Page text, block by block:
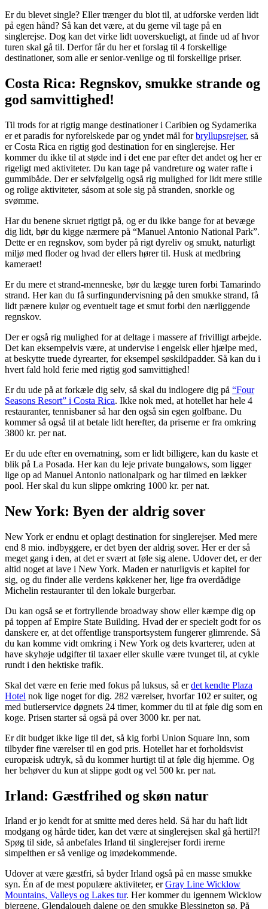
Er du blevet single? Eller trænger du blot til, at udforske verden lidt
på egen hånd? Så kan det være, at du gerne vil tage på en
singlerejse. Dog kan det virke lidt uoverskueligt, at finde ud af hvor
turen skal gå til. Derfor får du her et forslag til 4 forskellige
destinationer, som alle er senior-venlige og til forskellige priser.
Costa Rica: Regnskov, smukke strande og
god samvittighed!
Til trods for at rigtig mange destinationer i Caribien og Sydamerika
er et paradis for nyforelskede par og yndet mål forbryllupsrejser, så
er Costa Rica en rigtig god destination for en singlerejse. Her
kommer du ikke til at støde ind i det ene par efter det andet og her er
rigeligt med aktiviteter. Du kan tage på vandreture og water rafte i
gummibåde. Der er selvfølgelig også rig mulighed for lidt mere stille
og rolige aktiviteter, såsom at sole sig på stranden, snorkle og
svømme.
Har du benene skruet rigtigt på, og er du ikke bange for at bevæge
dig lidt, bør du kigge nærmere på “Manuel Antonio National Park”.
Dette er en regnskov, som byder på rigt dyreliv og smukt, naturligt
miljø med floder og hvad der ellers hører til. Husk at medbring
kameraet!
Er du mere et strand-menneske, bør du lægge turen forbi Tamarindo
strand. Her kan du få surfingundervisning på den smukke strand, få
lidt pænere kulør og eventuelt tage et smut forbi den nærliggende
regnskov.
Der er også rig mulighed for at deltage i massere af frivilligt arbejde.
Det kan eksempelvis være, at undervise i engelsk eller hjælpe med,
at beskytte truede dyrearter, for eksempel søskildpadder. Så kan du i
hvert fald hold ferie med rigtig god samvittighed!
Er du ude på at forkæle dig selv, så skal du indlogere dig på “Four
Seasons Resort” i Costa Rica. Ikke nok med, at hotellet har hele 4
restauranter, tennisbaner så har den også sin egen golfbane. Du
kommer så også til at betale lidt herefter, da priserne er fra omkring
3800 kr. per nat.
Er du ude efter en overnatning, som er lidt billigere, kan du kaste et
blik på La Posada. Her kan du leje private bungalows, som ligger
lige op ad Manuel Antonio nationalpark og har tilmed en lækker
pool. Her skal du kun slippe omkring 1000 kr. per nat.
New York: Byen der aldrig sover
New York er endnu et oplagt destination for singlerejser. Med mere
end 8 mio. indbyggere, er det byen der aldrig sover. Her er der så
meget gang i den, at det er svært at føle sig alene. Udover det, er der
altid noget at lave i New York. Maden er naturligvis et kapitel for
sig, og du finder alle verdens køkkener her, lige fra overdådige
Michelin restauranter til den lokale burgerbar.
Du kan også se et fortryllende broadway show eller kæmpe dig op
på toppen af Empire State Building. Hvad der er specielt godt for os
danskere er, at det offentlige transportsystem fungerer glimrende. Så
du kan komme vidt omkring i New York og dets kvarterer, uden at
have skyhøje udgifter til taxaer eller skulle være tvunget til, at cykle
rundt i den hektiske trafik.
Skal det være en ferie med fokus på luksus, så erdet kendte Plaza
Hotel nok lige noget for dig. 282 værelser, hvorfar 102 er suiter, og
med butlerservice døgnets 24 timer, kommer du til at føle dig som en
koge. Prisen starter så også på over 3000 kr. per nat.
Er dit budget ikke lige til det, så kig forbi Union Square Inn, som
tilbyder fine værelser til en god pris. Hotellet har et forholdsvist
europæisk udtryk, så du kommer hurtigt til at føle dig hjemme. Og
her behøver du kun at slippe godt og vel 500 kr. per nat.
Irland: Gæstfrihed og skøn natur
Irland er jo kendt for at smitte med deres held. Så har du haft lidt
modgang og hårde tider, kan det være at singlerejsen skal gå hertil?!
Spøg til side, så anbefales Irland til singlerejser fordi irerne
simpelthen er så venlige og imødekommende.
Udover at være gæstfri, så byder Irland også på en masse smukke
syn. Én af de mest populære aktiviteter, erGray Line Wicklow
Mountains, Valleys og Lakes tur. Her kommer du igennem Wicklow
bjergene, Glendalough dalene og den smukke Blessington sø. På